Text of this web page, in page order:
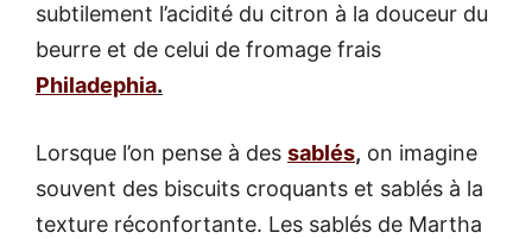
subtilement l’acidité du citron à la douceur du
beurre et de celui de fromage frais
Philadephia.
Lorsque l’on pense à des sablés, on imagine
souvent des biscuits croquants et sablés à la
texture réconfortante. Les sablés de Martha